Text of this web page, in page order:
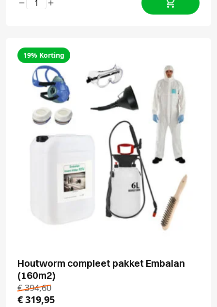
19% Korting
Houtworm compleet pakket Embalan
(160m2)
€394,60
€319,95